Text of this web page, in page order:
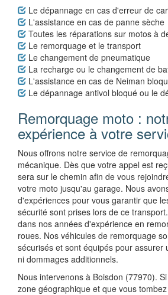
Le dépannage en cas d'erreur de
L'assistance en cas de panne sèche
Toutes les réparations sur motos à
Le remorquage et le transport
Le changement de pneumatique
La recharge ou le changement de
L'assistance en cas de Neiman
Le dépannage antivol bloqué ou le
Remorquage moto :
expérience à votre
Nous offrons notre service de
mécanique. Dès que votre appel est
sera sur le chemin afin de vous
votre moto jusqu'au garage. Nous
d'expériences pour vous garantir que
sécurité sont prises lors de ce
dans nos années d'expérience en
roues. Nos véhicules de remorquage
sécurisés et sont équipés pour assurer
ni dommages additionnels.
Nous intervenons à Boisdon (77970).
zone géographique et que vous